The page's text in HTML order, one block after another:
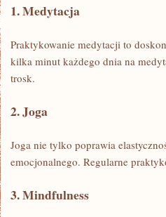
1. Medytacja
Praktykowanie medytacji to
kilka‍ minut⁢ każdego dnia na
trosk.
2. Joga
Joga nie ⁢tylko ​poprawia
emocjonalnego. Regularne
3.⁢ Mindfulness